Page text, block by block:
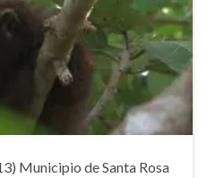
Municipio de Santa Rosa